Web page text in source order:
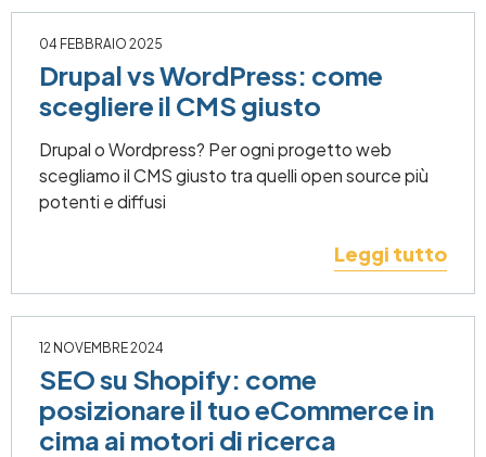
04 FEBBRAIO 2025
Drupal vs WordPress: come
scegliere il CMS giusto
Drupal o Wordpress? Per ogni progetto web
scegliamo il CMS giusto tra quelli open source più
potenti e diffusi
Leggi tutto
12 NOVEMBRE 2024
SEO su Shopify: come
posizionare il tuo eCommerce in
cima ai motori di ricerca